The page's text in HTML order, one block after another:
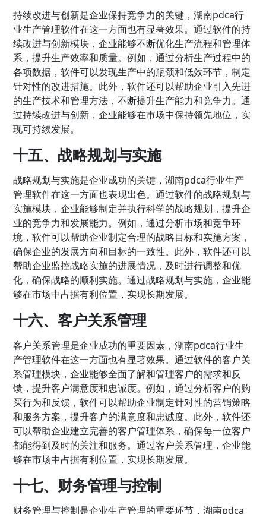
持续改进与创新是企业保持竞争力的关键，湖南pdca行
业生产管理软件在这一方面也有显著效果。通过软件的持
续改进与创新模块，企业能够不断优化生产流程和管理体
系，提升生产效率和质量。例如，通过分析生产过程中的
各项数据，软件可以发现生产中的瓶颈和低效环节，制定
针对性的改进措施。此外，软件还可以帮助企业引入先进
的生产技术和管理方法，不断提升生产能力和竞争力。通
过持续改进与创新，企业能够在市场中保持领先地位，实
现可持续发展。
十五、战略规划与实施
战略规划与实施是企业成功的关键，湖南pdca行业生产
管理软件在这一方面也表现出色。通过软件的战略规划与
实施模块，企业能够制定并执行科学的战略规划，提升企
业的竞争力和发展能力。例如，通过分析市场和竞争环
境，软件可以帮助企业制定合理的战略目标和实施方案，
确保企业的发展方向和目标的一致性。此外，软件还可以
帮助企业监控战略实施的进展情况，及时进行调整和优
化，确保战略的顺利实施。通过战略规划与实施，企业能
够在市场中占据有利位置，实现长期发展。
十六、客户关系管理
客户关系管理是企业成功的重要因素，湖南pdca行业生
产管理软件在这一方面也有显著效果。通过软件的客户关
系管理模块，企业能够全面了解和管理客户的需求和反
馈，提升客户满意度和忠诚度。例如，通过分析客户的购
买行为和反馈，软件可以帮助企业制定针对性的营销策略
和服务方案，提升客户的满意度和忠诚度。此外，软件还
可以帮助企业建立完善的客户管理体系，确保每一位客户
都能得到及时的关注和服务。通过客户关系管理，企业能
够在市场中占据有利位置，实现长期发展。
十七、财务管理与控制
财务管理与控制是企业生产管理的重要环节，湖南pdca